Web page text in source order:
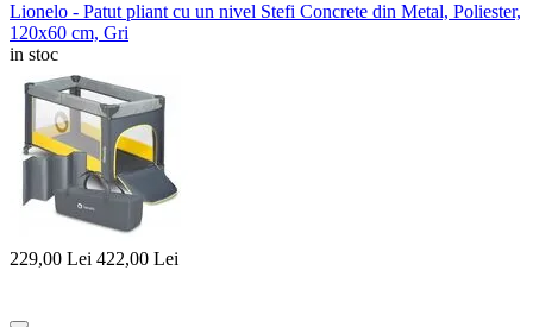
Lionelo - Patut pliant cu un nivel Stefi Concrete din Metal, Poliester,
120x60 cm, Gri
in stoc
229,00 Lei 422,00 Lei